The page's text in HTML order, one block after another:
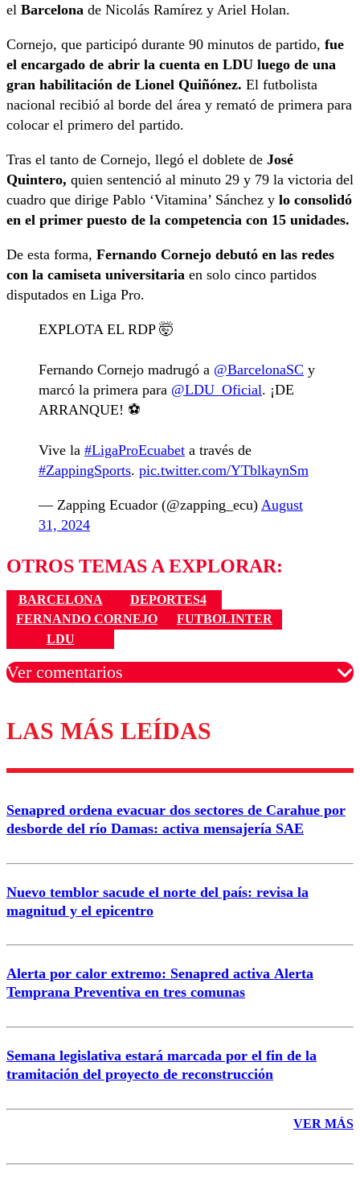
el Barcelona de Nicolás Ramírez y Ariel Holan.
Cornejo, que participó durante 90 minutos de partido, fue
el encargado de abrir la cuenta en LDU luego de una
gran habilitación de Lionel Quiñónez. El futbolista
nacional recibió al borde del área y remató de primera para
colocar el primero del partido.
Tras el tanto de Cornejo, llegó el doblete de José
Quintero, quien sentenció al minuto 29 y 79 la victoria del
cuadro que dirige Pablo ‘Vitamina’ Sánchez y lo consolidó
en el primer puesto de la competencia con 15 unidades.
De esta forma, Fernando Cornejo debutó en las redes
con la camiseta universitaria en solo cinco partidos
disputados en Liga Pro.
EXPLOTA EL RDP 🤯
Fernando Cornejo madrugó a @BarcelonaSC y
marcó la primera para @LDU_Oficial. ¡DE
ARRANQUE! ⚽️
Vive la #LigaProEcuabet a través de
#ZappingSports. pic.twitter.com/YTblkaynSm
— Zapping Ecuador (@zapping_ecu) August
31, 2024
OTROS TEMAS A EXPLORAR:
BARCELONA
DEPORTES4
FERNANDO CORNEJO
FUTBOLINTER
LDU
Ver comentarios
Los comentarios son moderados para garantizar un
diálogo respetuoso.
Correo
LAS MÁS LEÍDAS
Senapred ordena evacuar dos sectores de Carahue por
desborde del río Damas: activa mensajería SAE
Nuevo temblor sacude el norte del país: revisa la
magnitud y el epicentro
Alerta por calor extremo: Senapred activa Alerta
Temprana Preventiva en tres comunas
Semana legislativa estará marcada por el fin de la
tramitación del proyecto de reconstrucción
VER MÁS